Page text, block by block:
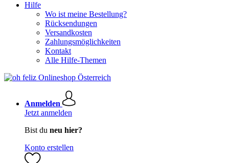
Hilfe
Wo ist meine Bestellung?
Rücksendungen
Versandkosten
Zahlungsmöglichkeiten
Kontakt
Alle Hilfe-Themen
Anmelden
Jetzt anmelden
Bist du neu hier?
Konto erstellen